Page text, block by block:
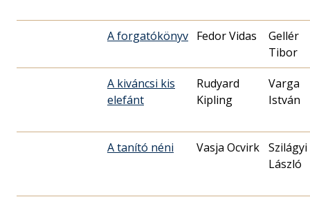
A forgatókönyv Fedor Vidas
Gellér
Tibor
A kiváncsi kis
elefánt
Rudyard
Kipling
Varga
István
A tanító néni Vasja Ocvirk Szilágyi
László